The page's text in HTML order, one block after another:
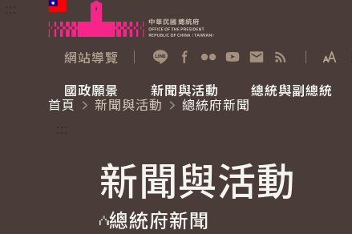
跳到主要內容
網站導覽
展
國政願景
國家氣候變遷對策委員會
重要談話
新聞與活動
總統府新聞
影音頻道
總統與副總統
賴清德總統
參觀資訊
首頁
新聞與活動
總統府新聞
新聞與活動
總統府新聞